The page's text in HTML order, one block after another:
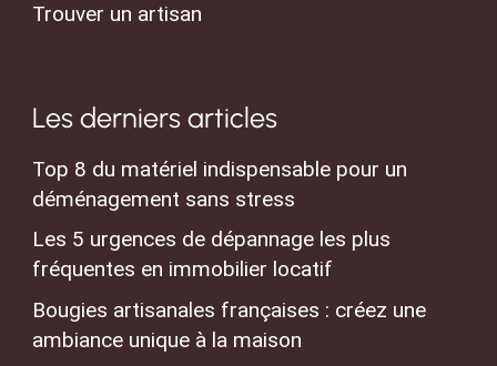
Trouver un artisan
Les derniers articles
Top 8 du matériel indispensable pour un
déménagement sans stress
Les 5 urgences de dépannage les plus
fréquentes en immobilier locatif
Bougies artisanales françaises : créez une
ambiance unique à la maison